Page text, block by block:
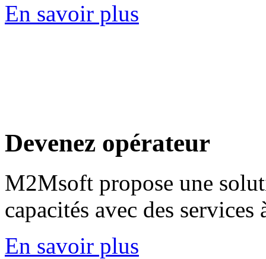
En savoir plus
Devenez opérateur
M2Msoft propose une
capacités avec des
En savoir plus